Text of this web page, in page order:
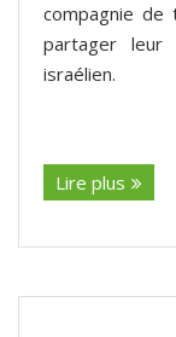
compagnie de
partager leur
israélien.
Lire plus